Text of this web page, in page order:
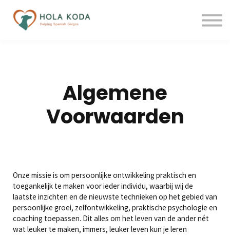
Algemene
Voorwaarden
Onze missie is om persoonlijke ontwikkeling praktisch en
toegankelijk te maken voor ieder individu, waarbij wij de
laatste inzichten en de nieuwste technieken op het gebied van
persoonlijke groei, zelfontwikkeling, praktische psychologie en
coaching toepassen. Dit alles om het leven van de ander nét
wat leuker te maken, immers, leuker leven kun je leren